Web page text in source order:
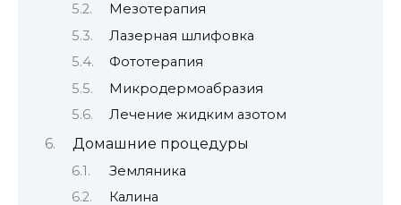
Мезотерапия
Лазерная шлифовка
Фототерапия
Микродермоабразия
Лечение жидким азотом
Домашние процедуры
Земляника
Калина